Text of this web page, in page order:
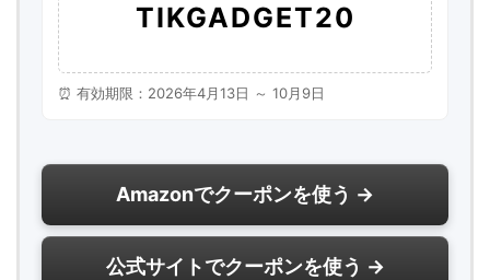
TIKGADGET20
⏰ 有効期限：2026年4月13日 ～ 10月9日
Amazonでクーポンを使う →
公式サイトでクーポンを使う →